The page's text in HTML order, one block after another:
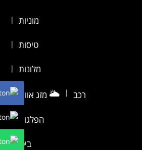
מוניות |
טיסות |
מלונות |
רכב |
🌥️ מזג אוויר |
הפלגות |
ביטוח